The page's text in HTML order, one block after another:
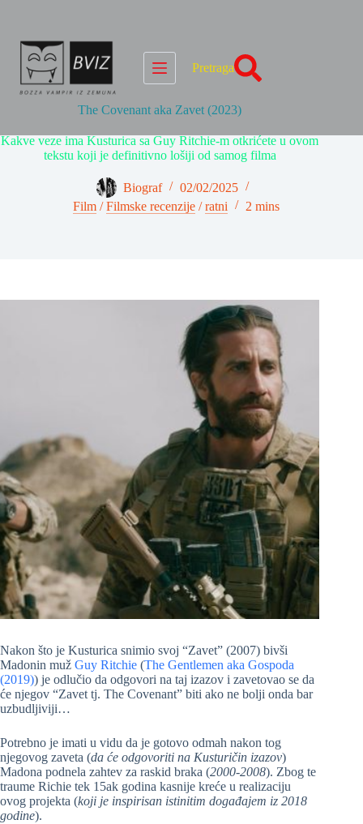
Pretraga
The Covenant aka Zavet (2023)
Kakve veze ima Kusturica sa Guy Ritchie-m otkrićete u ovom
tekstu koji je definitivno lošiji od samog filma
Biograf
02/02/2025
Film/Filmske recenzije/ratni 2 mins
Nakon što je Kusturica snimio svoj “Zavet” (2007) bivši
Madonin muž Guy Ritchie (The Gentlemen aka Gospoda
(2019)) je odlučio da odgovori na taj izazov i zavetovao se da
će njegov “Zavet tj. The Covenant” biti ako ne bolji onda bar
uzbudljiviji…
Potrebno je imati u vidu da je gotovo odmah nakon tog
njegovog zaveta (da će odgovoriti na Kusturičin izazov)
Madona podnela zahtev za raskid braka (2000-2008). Zbog te
traume Richie tek 15ak godina kasnije kreće u realizaciju
ovog projekta (koji je inspirisan istinitim događajem iz 2018
godine).